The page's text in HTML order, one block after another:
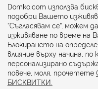
Начини на плащане:
Domko.com използва
подобри Вашето
“Съгласявам се”, можем
изживяване по време на
Блокирането на
влияние върху начина,
персонализирано
повече, моля, прочетете
БИСКВИТКИ.